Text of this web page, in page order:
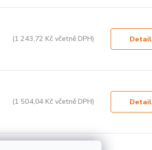
(1 243,72 Kč včetně DPH) Detail
(1 504,04 Kč včetně DPH) Detail